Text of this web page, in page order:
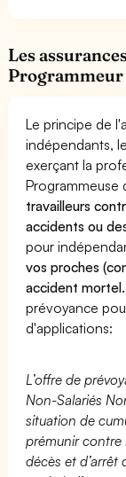
Les
Le principe de
indépendants,
exerçant la
travailleurs
accidents ou
pour
vos proches
accident mortel.
prévoyance
d'applications:
L’offre de
Non-Salariés
situation de
prémunir contre
décès et d’arrêt